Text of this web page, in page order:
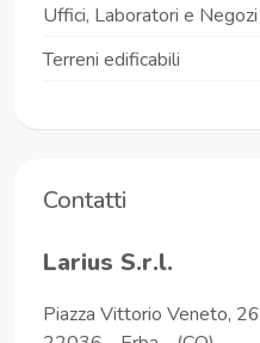
Uffici, Laboratori e Negozi
Terreni edificabili
Contatti
Larius S.r.l.
Piazza Vittorio Veneto, 26